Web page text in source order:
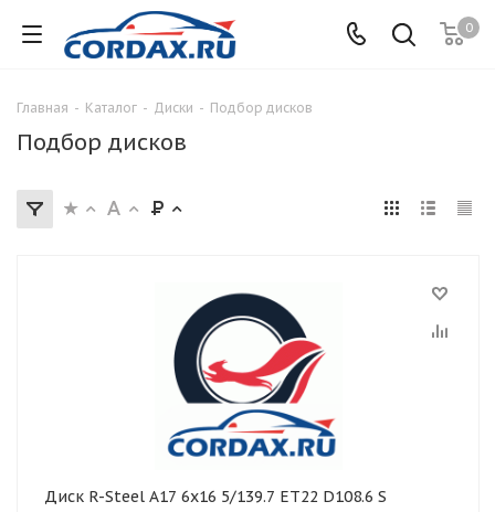
0
Главная - Каталог - Диски - Подбор дисков
Подбор дисков
Диск R-Steel A17 6x16 5/139.7 ET22 D108.6 S